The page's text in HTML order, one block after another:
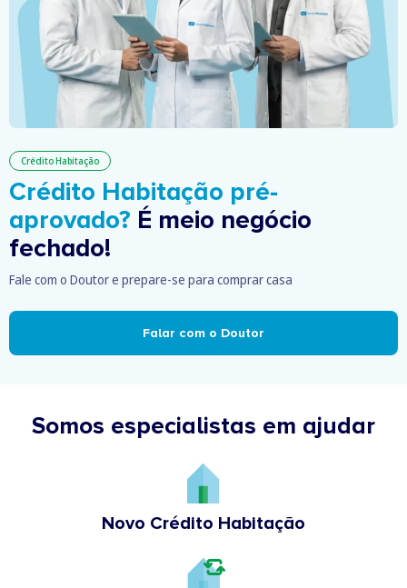
Crédito Habitação
Crédito Habitação pré-
aprovado? É meio negócio
fechado!
Fale com o Doutor e prepare-se para comprar casa
Falar com o Doutor
Somos especialistas em ajudar
Novo Crédito Habitação